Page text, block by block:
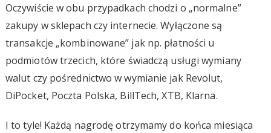
Oczywiście w obu przypadkach chodzi o „normalne”
zakupy w sklepach czy internecie. Wyłączone są
transakcje „kombinowane” jak np. płatności u
podmiotów trzecich, które świadczą usługi wymiany
walut czy pośrednictwo w wymianie jak Revolut,
DiPocket, Poczta Polska, BillTech, XTB, Klarna.
I to tyle! Każdą nagrodę otrzymamy do końca miesiąca